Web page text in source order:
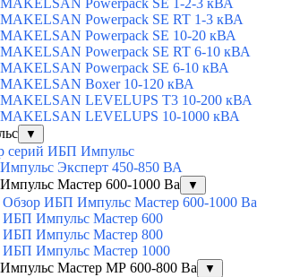
Powerpack SE 1-2-3 кВА
Powerpack SE RT 1-3 кВА
Powerpack SE 10-20 кВА
Powerpack SE RT 6-10 кВА
Powerpack SE 6-10 кВА
Boxer 10-120 кВА
LEVELUPS T3 10-200 кВА
LEVELUPS 10-1000 кВА
▼
серий ИБП Импульс
Эксперт 450-850 ВА
Мастер 600-1000 Ва
▼
Обзор ИБП Импульс Мастер 600-1000 Ва
ИБП Импульс Мастер 600
ИБП Импульс Мастер 800
ИБП Импульс Мастер 1000
Мастер МР 600-800 Ва
▼